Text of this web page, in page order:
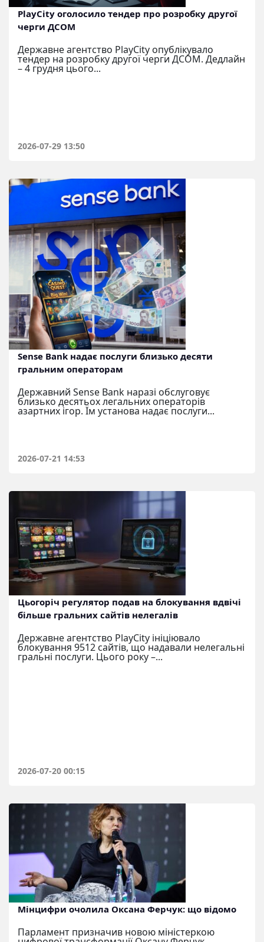
PlayCity оголосило тендер про розробку другої
черги ДСОМ
Державне агентство PlayCity опублікувало
тендер на розробку другої черги ДСОМ. Дедлайн
– 4 грудня цього...
2026-07-29 13:50
Sense Bank надає послуги близько десяти
гральним операторам
Державний Sense Bank наразі обслуговує
близько десятьох легальних операторів
азартних ігор. Їм установа надає послуги...
2026-07-21 14:53
Цьогоріч регулятор подав на блокування вдвічі
більше гральних сайтів нелегалів
Державне агентство PlayCity ініціювало
блокування 9512 сайтів, що надавали нелегальні
гральні послуги. Цього року –...
2026-07-20 00:15
Мінцифри очолила Оксана Ферчук: що відомо
Парламент призначив новою міністеркою